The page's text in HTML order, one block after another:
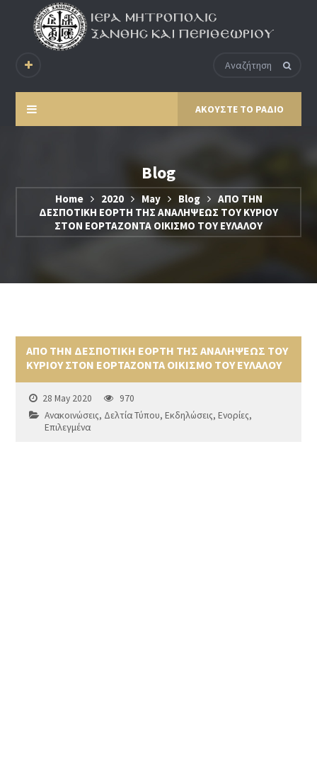
ΑΚΟΥΣΤΕ ΤΟ ΡΑΔΙΟ
Blog
Home 2020 May Blog
ΑΠΟ ΤΗΝ
ΔΕΣΠΟΤΙΚΗ ΕΟΡΤΗ ΤΗΣ ΑΝΑΛΗΨΕΩΣ ΤΟΥ ΚΥΡΙΟΥ
ΣΤΟΝ ΕΟΡΤΑΖΟΝΤΑ ΟΙΚΙΣΜΟ ΤΟΥ ΕΥΛΑΛΟΥ
ΑΠΟ ΤΗΝ ΔΕΣΠΟΤΙΚΗ ΕΟΡΤΗ ΤΗΣ ΑΝΑΛΗΨΕΩΣ ΤΟΥ
ΚΥΡΙΟΥ ΣΤΟΝ ΕΟΡΤΑΖΟΝΤΑ ΟΙΚΙΣΜΟ ΤΟΥ ΕΥΛΑΛΟΥ
28 May 2020
970
Ανακοινώσεις, Δελτία Τύπου,Εκδηλώσεις,Ενορίες,
Επιλεγμένα